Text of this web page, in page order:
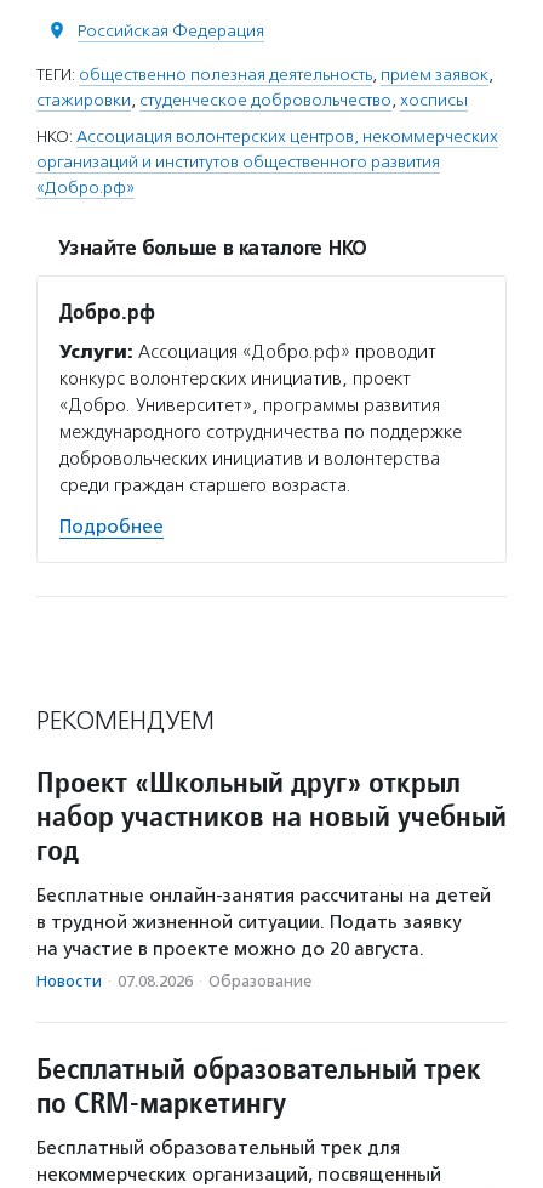
Российская Федерация
ТЕГИ: общественно полезная деятельность, прием заявок,
стажировки, студенческое добровольчество, хосписы
НКО: Ассоциация волонтерских центров, некоммерческих
организаций и институтов общественного развития
«Добро.рф»
Узнайте больше в каталоге НКО
Добро.рф
Услуги: Ассоциация «Добро.рф» проводит
конкурс волонтерских инициатив, проект
«Добро. Университет», программы развития
международного сотрудничества по поддержке
добровольческих инициатив и волонтерства
среди граждан старшего возраста.
Подробнее
РЕКОМЕНДУЕМ
Проект «Школьный друг» открыл
набор участников на новый учебный
год
Бесплатные онлайн-занятия рассчитаны на детей
в трудной жизненной ситуации. Подать заявку
на участие в проекте можно до 20 августа.
Новости · 07.08.2026 · Образование
Бесплатный образовательный трек
по CRM-маркетингу
Бесплатный образовательный трек для
некоммерческих организаций, посвященный